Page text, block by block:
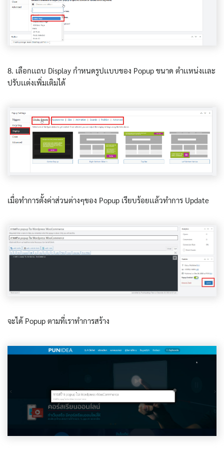
8. เลือกเเถบ Display กำหนดรูปเเบบของ Popup ขนาด ตำเเหน่งเเละ
ปรับเเต่งเพิ่มเติมได้
เมื่อทำการตั้งค่าส่วนต่างๆของ Popup เรียบร้อยเเล้วทำการ Update
จะได้ Popup ตามที่เราทำการสร้าง